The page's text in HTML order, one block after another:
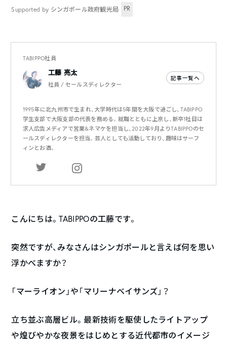
Supported by シンガポール政府観光局
PR
TABIPPO社員
工藤 亮太
社員 / セールスディレクター
記事一覧へ
1995年に北九州市で生まれ、大学時代は5年間を大阪で過ごし、TABIPPO
学生支部で大阪支部の代表を務める。就職とともに上京し、新卒1社目は
求人広告メディアで営業&ネマケを担当し、2022年9月よりTABIPPOのセ
ールスディレクターを担当。芸人としても活動しており、趣味はサーフ
ィンとお酒。
こんにちは。TABIPPOの工藤です。
突然ですが、みなさんはシンガポールと言えば何を思い
浮かべますか？
「マーライオン」や「マリーナベイサンズ」？
立ち並ぶ高層ビル。最新技術を駆使したライトアップ
や煌びやかな夜景をはじめとする近代都市のイメージ